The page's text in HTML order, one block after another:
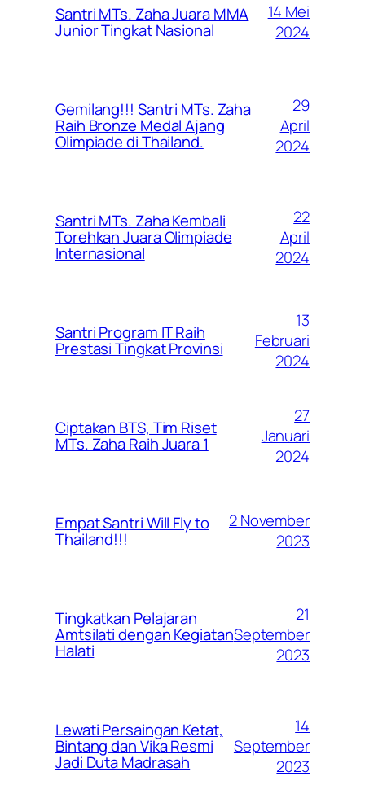
Santri MTs. Zaha Juara MMA
Junior Tingkat Nasional
14 Mei
2024
Gemilang!!! Santri MTs. Zaha
Raih Bronze Medal Ajang
Olimpiade di Thailand.
29
April
2024
Santri MTs. Zaha Kembali
Torehkan Juara Olimpiade
Internasional
22
April
2024
Santri Program IT Raih
Prestasi Tingkat Provinsi
13
Februari
2024
Ciptakan BTS, Tim Riset
MTs. Zaha Raih Juara 1
27
Januari
2024
Empat Santri Will Fly to
Thailand!!!
2 November
2023
Tingkatkan Pelajaran
Amtsilati dengan Kegiatan
Halati
21
September
2023
Lewati Persaingan Ketat,
Bintang dan Vika Resmi
Jadi Duta Madrasah
14
September
2023